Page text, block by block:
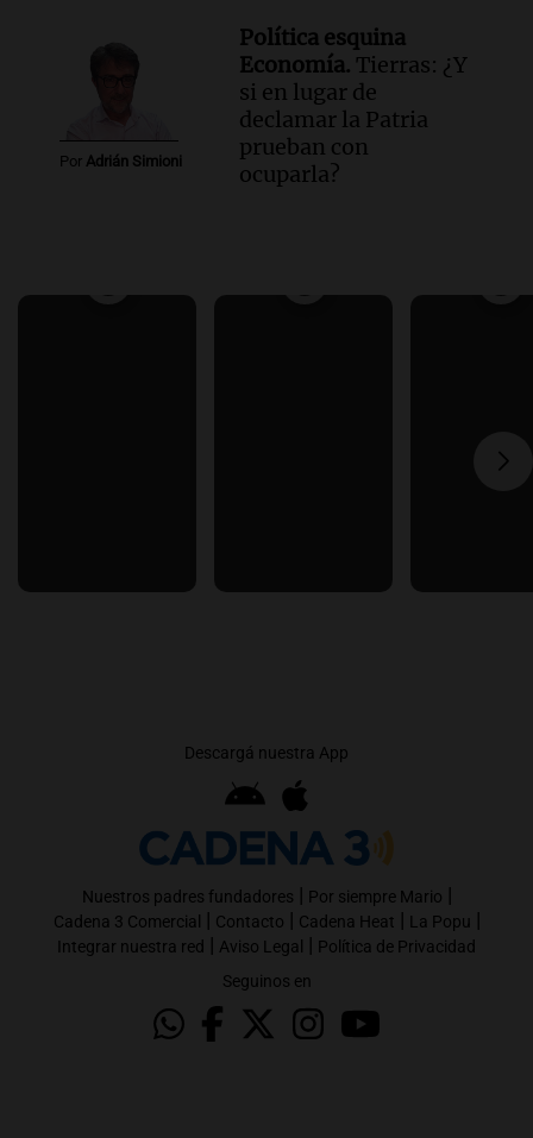
Por Adrián Simioni
Política esquina
Economía. Tierras: ¿Y
si en lugar de
declamar la Patria
prueban con
ocuparla?
Descargá nuestra App
Nuestros padres fundadores | Por siempre Mario |
Cadena 3 Comercial | Contacto | Cadena Heat | La Popu |
Integrar nuestra red | Aviso Legal | Política de Privacidad
Seguinos en